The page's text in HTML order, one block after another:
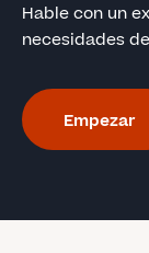
Hable con un
necesidades
Empezar